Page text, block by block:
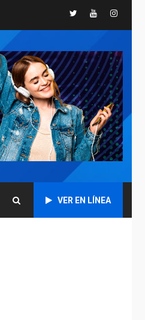
TwitterYoutube
VER EN LÍNEA
terremotos del 24J
asegura Gustavo
Duque
LATINOAMÉRICA Y CARIBE
TITULARES
ÚLTIMA HORA
Evacúan aldeas en
Guatemala por
erupción de volcán de
Fuego
GUERRA EN EL MUNDO
TITULARES
ÚLTIMA HORA
EEUU confía acuerdo
Ormuz
REGIONALES
TITULARES